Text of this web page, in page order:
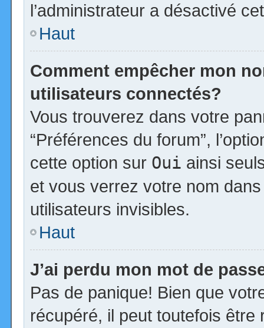
l’administrateur a désactivé
Haut
Comment empêcher mon
utilisateurs connectés?
Vous trouverez dans votre
“Préférences du forum”,
cette option sur Oui ainsi
et vous verrez votre nom
utilisateurs invisibles.
Haut
J’ai perdu mon mot de
Pas de panique! Bien que
récupéré, il peut toutefois